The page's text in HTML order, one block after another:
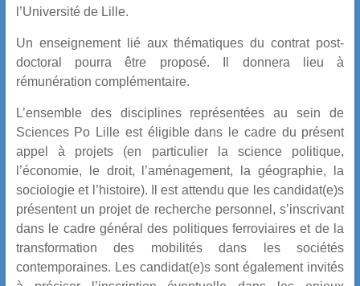
l’Université de Lille.
Un enseignement lié aux thématiques du contrat post-
doctoral pourra être proposé. Il donnera lieu à
rémunération complémentaire.
L’ensemble des disciplines représentées au sein de
Sciences Po Lille est éligible dans le cadre du présent
appel à projets (en particulier la science politique,
l’économie, le droit, l’aménagement, la géographie, la
sociologie et l’histoire). Il est attendu que les candidat(e)s
présentent un projet de recherche personnel, s’inscrivant
dans le cadre général des politiques ferroviaires et de la
transformation des mobilités dans les sociétés
contemporaines. Les candidat(e)s sont également invités